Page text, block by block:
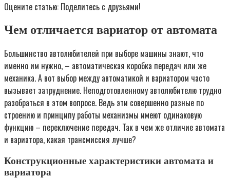
Оцените статью: Поделитесь с друзьями!
Чем отличается вариатор от автомата
Большинство автолюбителей при выборе машины знают, что
именно им нужно, – автоматическая коробка передач или же
механика. А вот выбор между автоматикой и вариатором часто
вызывает затруднение. Неподготовленному автолюбителю трудно
разобраться в этом вопросе. Ведь эти совершенно разные по
строению и принципу работы механизмы имеют одинаковую
функцию – переключение передач. Так в чем же отличие автомата
и вариатора, какая трансмиссия лучше?
Конструкционные характеристики автомата и
вариатора